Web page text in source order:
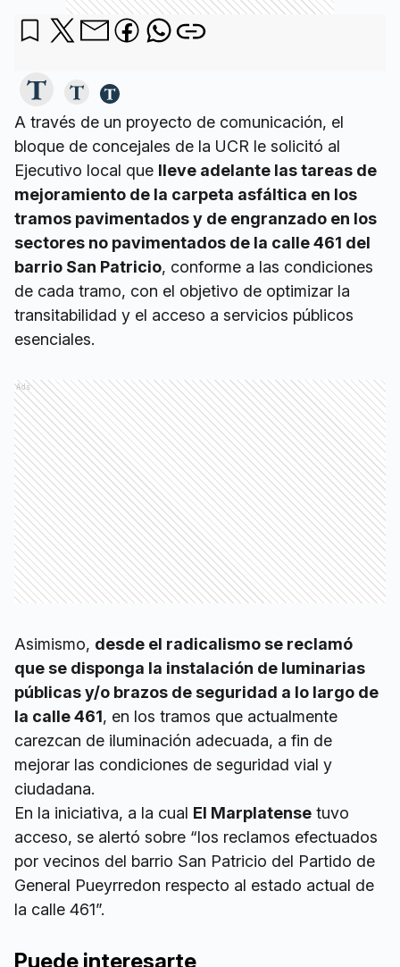
A través de un proyecto de comunicación, el
bloque de concejales de la UCR le solicitó al
Ejecutivo local que lleve adelante las tareas de
mejoramiento de la carpeta asfáltica en los
tramos pavimentados y de engranzado en los
sectores no pavimentados de la calle 461 del
barrio San Patricio, conforme a las condiciones
de cada tramo, con el objetivo de optimizar la
transitabilidad y el acceso a servicios públicos
esenciales.
Ads
Asimismo, desde el radicalismo se reclamó
que se disponga la instalación de luminarias
públicas y/o brazos de seguridad a lo largo de
la calle 461, en los tramos que actualmente
carezcan de iluminación adecuada, a fin de
mejorar las condiciones de seguridad vial y
ciudadana.
En la iniciativa, a la cual El Marplatense tuvo
acceso, se alertó sobre “los reclamos efectuados
por vecinos del barrio San Patricio del Partido de
General Pueyrredon respecto al estado actual de
la calle 461”.
Puede interesarte